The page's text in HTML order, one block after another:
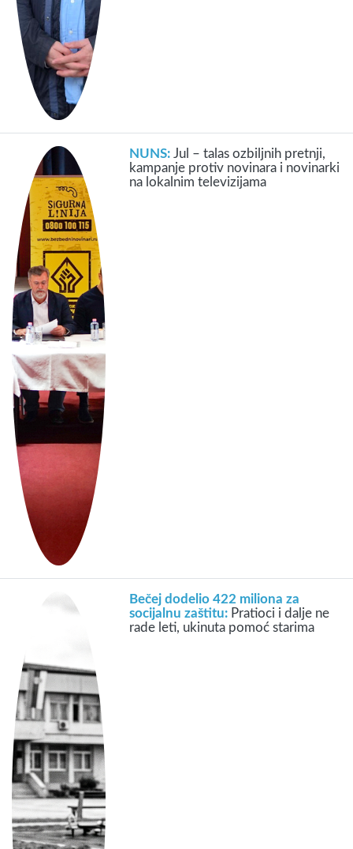
NUNS:Jul – talas ozbiljnih pretnji,
kampanje protiv novinara i novinarki
na lokalnim televizijama
Bečej dodelio 422 miliona za
socijalnu zaštitu: Pratioci i dalje ne
rade leti, ukinuta pomoć starima